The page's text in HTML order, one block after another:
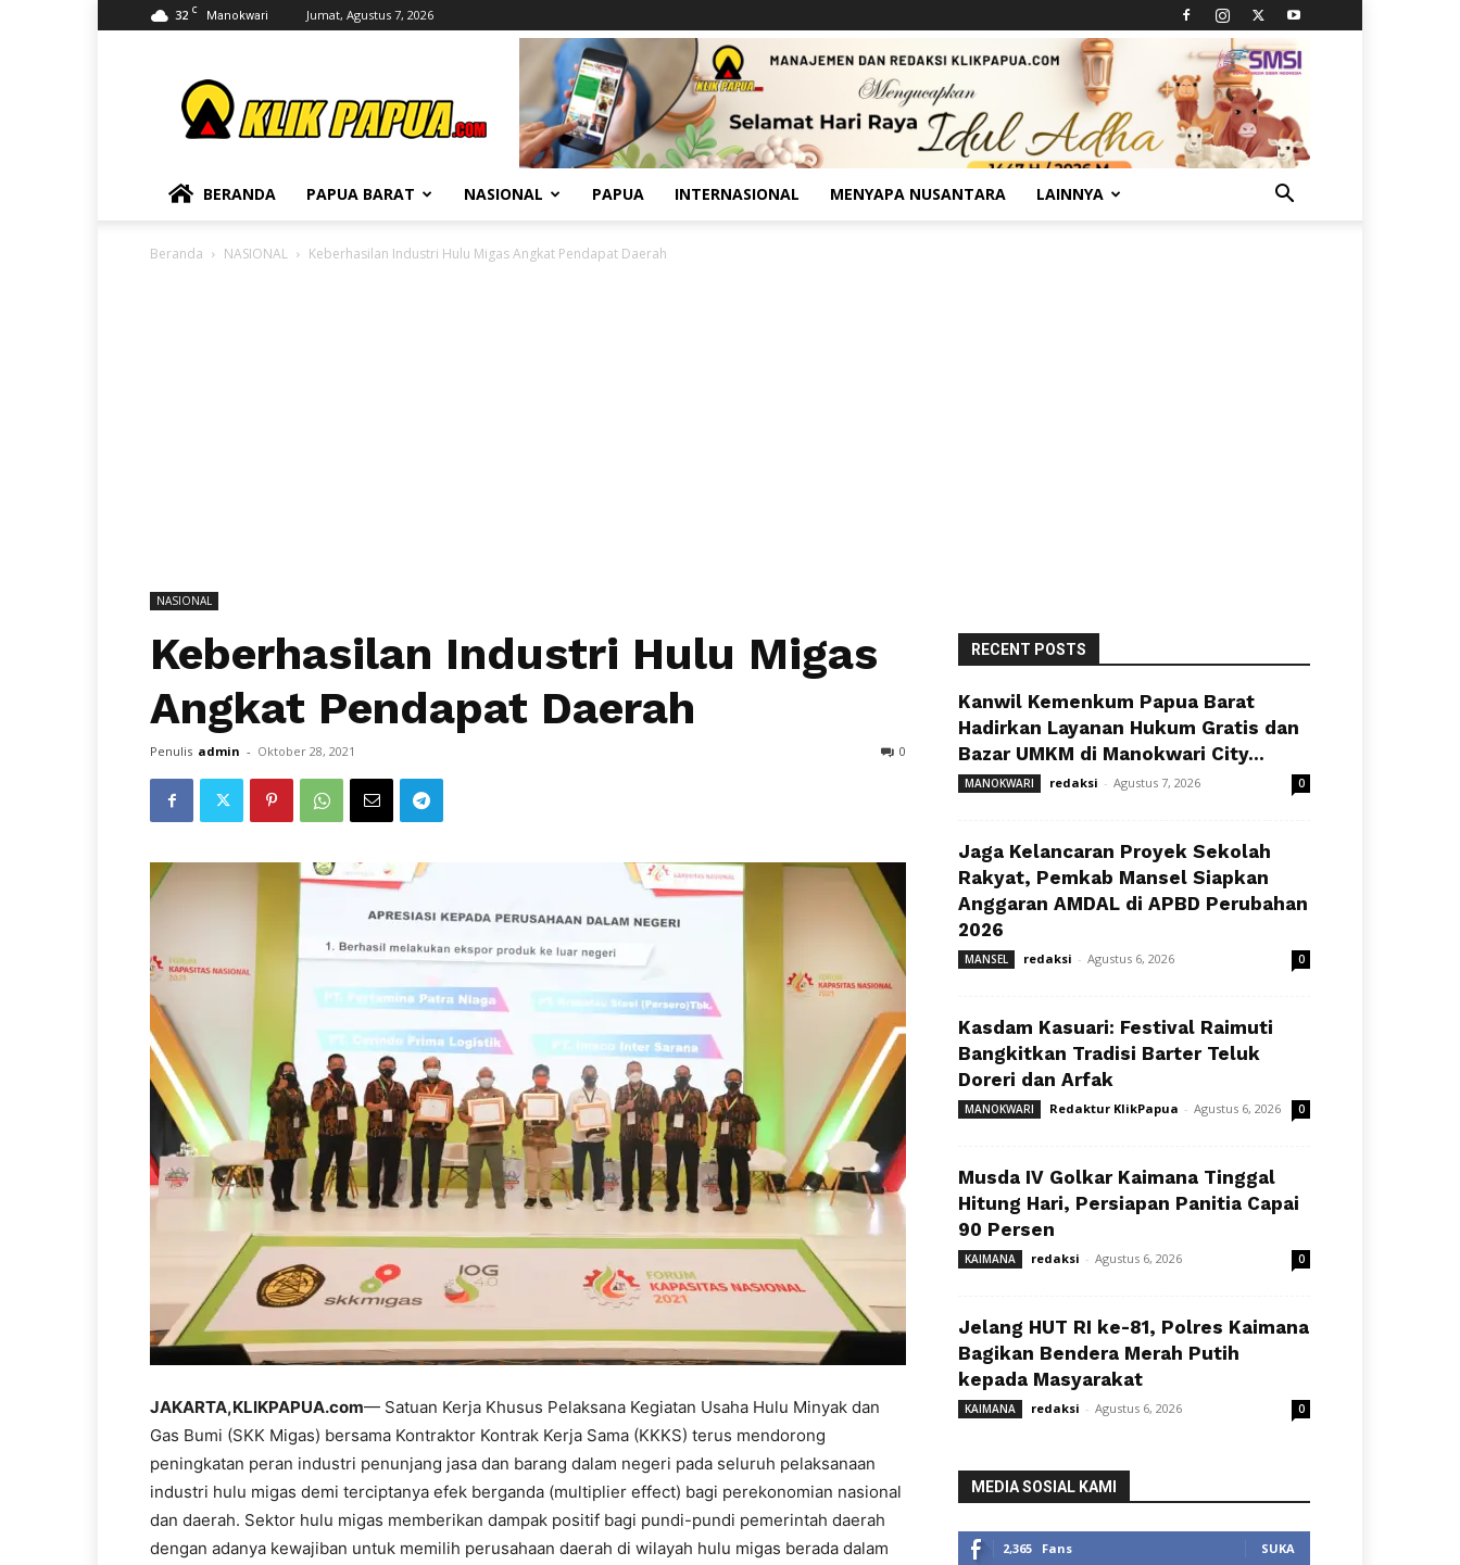
32 C Manokwari Jumat, Agustus 7, 2026
BERANDA PAPUA BARAT NASIONAL PAPUA INTERNASIONAL MENYAPA NUSANTARA LAINNYA
Beranda NASIONAL Keberhasilan Industri Hulu Migas Angkat Pendapat Daerah
NASIONAL
Keberhasilan Industri Hulu Migas
Angkat Pendapat Daerah
Penulis admin - Oktober 28, 2021 0
JAKARTA,KLIKPAPUA.com— Satuan Kerja Khusus Pelaksana Kegiatan Usaha Hulu Minyak dan
Gas Bumi (SKK Migas) bersama Kontraktor Kontrak Kerja Sama (KKKS) terus mendorong
peningkatan peran industri penunjang jasa dan barang dalam negeri pada seluruh pelaksanaan
industri hulu migas demi terciptanya efek berganda (multiplier effect) bagi perekonomian nasional
dan daerah. Sektor hulu migas memberikan dampak positif bagi pundi-pundi pemerintah daerah
dengan adanya kewajiban untuk memilih perusahaan daerah di wilayah hulu migas berada dalam
RECENT POSTS
Kanwil Kemenkum Papua Barat
Hadirkan Layanan Hukum Gratis dan
Bazar UMKM di Manokwari City...
MANOKWARI redaksi - Agustus 7, 2026 0
Jaga Kelancaran Proyek Sekolah
Rakyat, Pemkab Mansel Siapkan
Anggaran AMDAL di APBD Perubahan
2026
MANSEL redaksi - Agustus 6, 2026 0
Kasdam Kasuari: Festival Raimuti
Bangkitkan Tradisi Barter Teluk
Doreri dan Arfak
MANOKWARI Redaktur KlikPapua - Agustus 6, 2026 0
Musda IV Golkar Kaimana Tinggal
Hitung Hari, Persiapan Panitia Capai
90 Persen
KAIMANA redaksi - Agustus 6, 2026 0
Jelang HUT RI ke-81, Polres Kaimana
Bagikan Bendera Merah Putih
kepada Masyarakat
KAIMANA redaksi - Agustus 6, 2026 0
MEDIA SOSIAL KAMI
2,365 Fans SUKA